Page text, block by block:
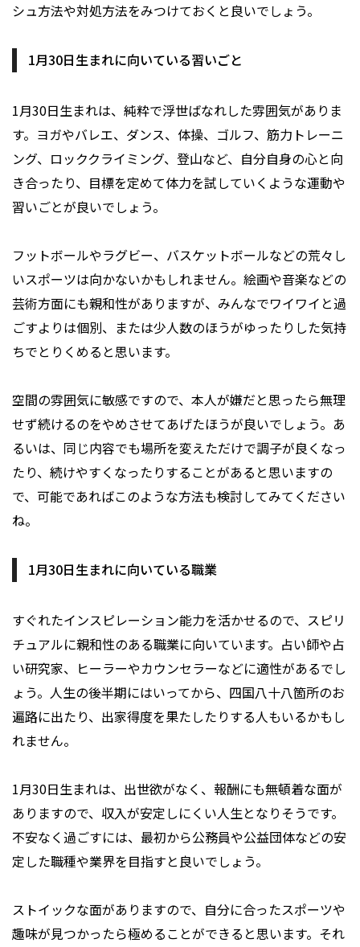
シュ方法や対処方法をみつけておくと良いでしょう。
1月30日生まれに向いている習いごと
1月30日生まれは、純粋で浮世ばなれした雰囲気がありま
す。ヨガやバレエ、ダンス、体操、ゴルフ、筋力トレーニ
ング、ロッククライミング、登山など、自分自身の心と向
き合ったり、目標を定めて体力を試していくような運動や
習いごとが良いでしょう。
フットボールやラグビー、バスケットボールなどの荒々し
いスポーツは向かないかもしれません。絵画や音楽などの
芸術方面にも親和性がありますが、みんなでワイワイと過
ごすよりは個別、または少人数のほうがゆったりした気持
ちでとりくめると思います。
空間の雰囲気に敏感ですので、本人が嫌だと思ったら無理
せず続けるのをやめさせてあげたほうが良いでしょう。あ
るいは、同じ内容でも場所を変えただけで調子が良くなっ
たり、続けやすくなったりすることがあると思いますの
で、可能であればこのような方法も検討してみてください
ね。
1月30日生まれに向いている職業
すぐれたインスピレーション能力を活かせるので、スピリ
チュアルに親和性のある職業に向いています。占い師や占
い研究家、ヒーラーやカウンセラーなどに適性があるでし
ょう。人生の後半期にはいってから、四国八十八箇所のお
遍路に出たり、出家得度を果たしたりする人もいるかもし
れません。
1月30日生まれは、出世欲がなく、報酬にも無頓着な面が
ありますので、収入が安定しにくい人生となりそうです。
不安なく過ごすには、最初から公務員や公益団体などの安
定した職種や業界を目指すと良いでしょう。
ストイックな面がありますので、自分に合ったスポーツや
趣味が見つかったら極めることができると思います。それ